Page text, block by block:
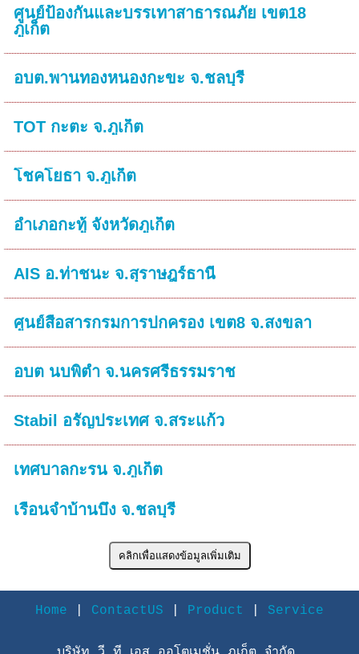
ศูนย์ป้องกันและบรรเทาสาธารณภัย เขต18
ภูเก็ต
อบต.พานทองหนองกะขะ จ.ชลบุรี
TOT กะตะ จ.ภูเก็ต
โชคโยธา จ.ภูเก็ต
อำเภอกะทู้ จังหวัดภูเก็ต
AIS อ.ท่าชนะ จ.สุราษฎร์ธานี
ศูนย์สื่อสารกรมการปกครอง เขต8 จ.สงขลา
อบต นบพิตำ จ.นครศรีธรรมราช
Stabil อรัญประเทศ จ.สระแก้ว
เทศบาลกะรน จ.ภูเก็ต
เรือนจำบ้านบึง จ.ชลบุรี
Home ContactUS Product Service